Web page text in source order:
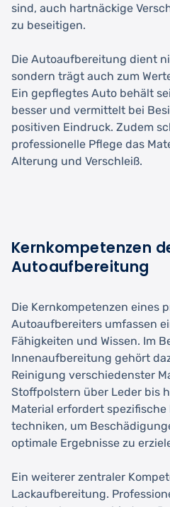
sind, auch hartnäckige
zu beseitigen.
Die Autoaufbereitung dient
sondern trägt auch zum
Ein gepflegtes Auto behält
besser und vermittelt bei
positiven Eindruck. Zudem
professionelle Pflege das
Alterung und Verschleiß.
Kernkompetenzen
Autoaufbereitung
Die Kernkompetenzen eines
Autoaufbereiters umfassen
Fähigkeiten und Wissen. Im
Innenaufbereitung gehört
Reinigung verschiedenster
Stoffpolstern über Leder bis
Material erfordert
techniken, um
optimale Ergebnisse zu
Ein weiterer zentraler
Lackaufbereitung.